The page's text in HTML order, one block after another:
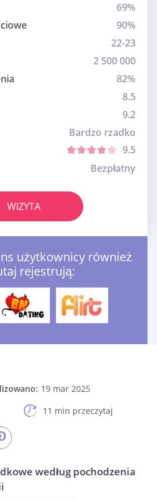
69%
90%
22-23
2 500 000
82%
8.5
9.2
Bardzo rzadko
9.5
Bezpłatny
WIZYTA
użytkownicy również
rejestrują:
19 mar 2025
11 min przeczytaj
według pochodzenia